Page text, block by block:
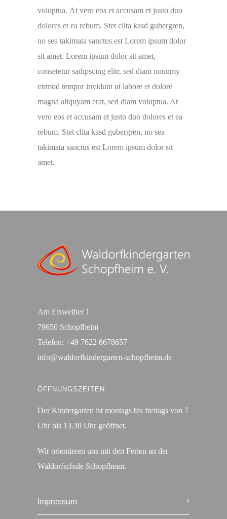
voluptua. At vero eos et accusam et justo duo
dolores et ea rebum. Stet clita kasd gubergren,
no sea takimata sanctus est Lorem ipsum dolor
sit amet. Lorem ipsum dolor sit amet,
consetetur sadipscing elitr, sed diam nonumy
eirmod tempor invidunt ut labore et dolore
magna aliquyam erat, sed diam voluptua. At
vero eos et accusam et justo duo dolores et ea
rebum. Stet clita kasd gubergren, no sea
takimata sanctus est Lorem ipsum dolor sit
amet.
Am Eisweiher 1
79650 Schopfheim
Telefon: +49 7622 6678657
info@waldorfkindergarten-schopfheim.de
ÖFFNUNGSZEITEN
Der Kindergarten ist montags bis freitags von 7
Uhr bis 13.30 Uhr geöffnet.
Wir orientieren uns mit den Ferien an der
Waldorfschule Schopfheim.
Impressum